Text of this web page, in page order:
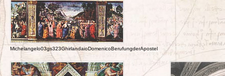
Michelangelo03gs323GhirlandaioDomenicoBerufungderApostel